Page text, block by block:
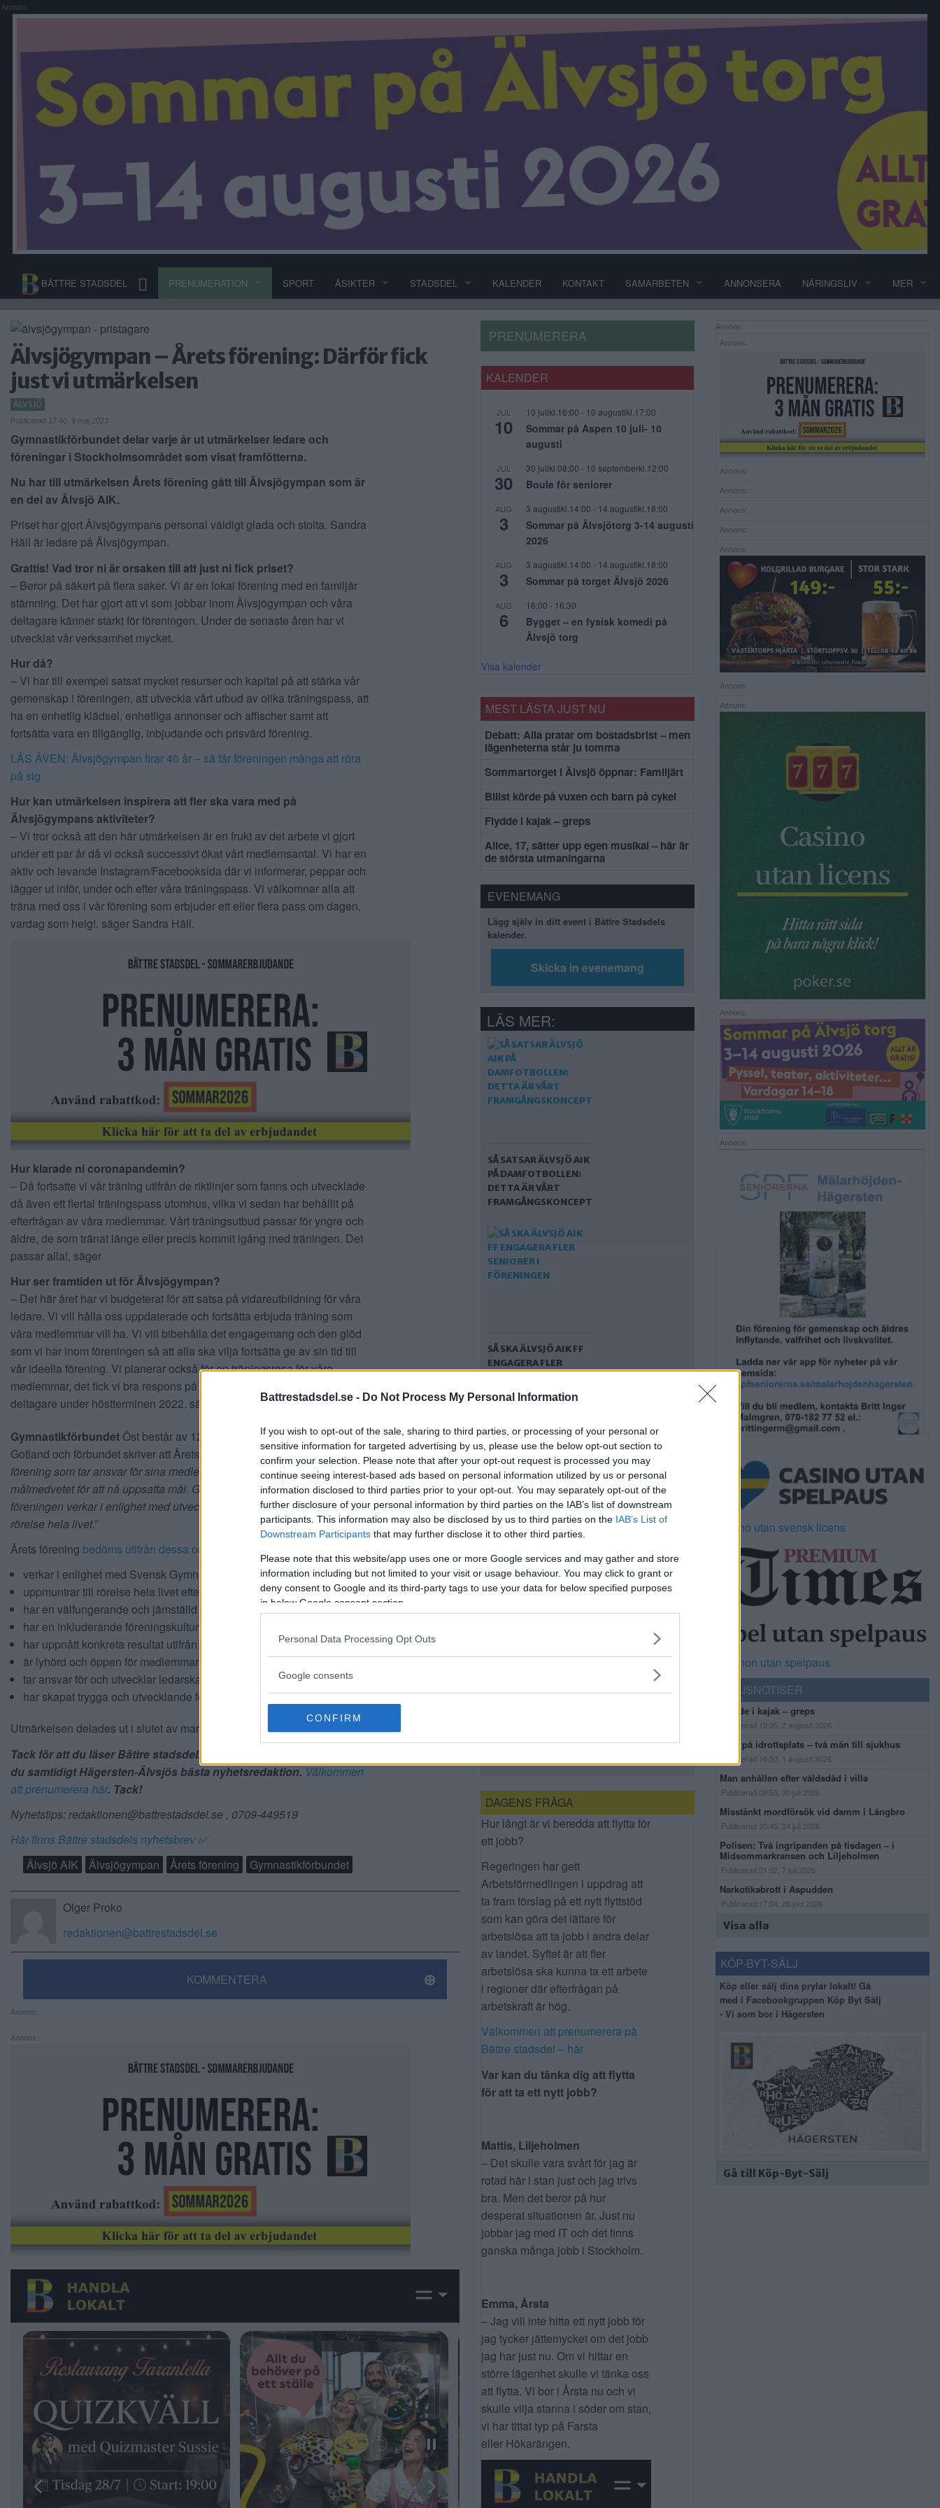
Battrestadsdel.se - Do Not Process My Personal Information
If you wish to opt-out of the sale, sharing to third parties, or processing of your personal or
sensitive information for targeted advertising by us, please use the below opt-out section to
confirm your selection. Please note that after your opt-out request is processed you may
continue seeing interest-based ads based on personal information utilized by us or personal
information disclosed to third parties prior to your opt-out. You may separately opt-out of the
further disclosure of your personal information by third parties on the IAB’s list of downstream
participants. This information may also be disclosed by us to third parties on the IAB’s List of
Downstream Participants that may further disclose it to other third parties.
Please note that this website/app uses one or more Google services and may gather and store
information including but not limited to your visit or usage behaviour. You may click to grant or
deny consent to Google and its third-party tags to use your data for below specified purposes
in below Google consent section.
Personal Data Processing Opt Outs
Google consents
CONFIRM
Annons:
BÄTTRE STADSDEL PRENUMERATION SPORT ÅSIKTER STADSDEL KALENDER KONTAKT SAMARBETEN ANNONSERA NÄRINGSLIV MER
Älvsjögympan – Årets förening: Därför fick
just vi utmärkelsen
ÄLVSJÖ
Publicerad 17:40, 9 maj 2023
Gymnastikförbundet delar varje år ut utmärkelser ledare och
föreningar i Stockholmsområdet som visat framfötterna.
Nu har till utmärkelsen Årets förening gått till Älvsjögympan som är
en del av Älvsjö AIK.
Priset har gjort Älvsjögympans personal väldigt glada och stolta. Sandra
Häll är ledare på Älvsjögympan.
Grattis! Vad tror ni är orsaken till att just ni fick priset?
– Beror på säkert på flera saker. Vi är en lokal förening med en familjär
stämning. Det har gjort att vi som jobbar inom Älvsjögympan och våra
deltagare känner starkt för föreningen. Under de senaste åren har vi
utvecklat vår verksamhet mycket.
Hur då?
– Vi har till exempel satsat mycket resurser och kapital på att stärka vår
gemenskap i föreningen, att utveckla vårt utbud av olika träningspass, att
ha en enhetlig klädsel, enhetliga annonser och affischer samt att
fortsätta vara en tillgänglig, inbjudande och prisvärd förening.
LÄS ÄVEN: Älvsjögympan firar 40 år – så får föreningen många att röra
på sig
Hur kan utmärkelsen inspirera att fler ska vara med på
Älvsjögympans aktiviteter?
– Vi tror också att den här utmärkelsen är en frukt av det arbete vi gjort
under ett par år då vi också successivt ökat vårt medlemsantal. Vi har en
aktiv och levande Instagram/Facebooksida där vi informerar, peppar och
lägger ut inför, under och efter våra träningspass. Vi välkomnar alla att
träna med oss i vår förening som erbjuder ett eller flera pass om dagen,
vardag som helg!, säger Sandra Häll.
Hur klarade ni coronapandemin?
– Då fortsatte vi vår träning utifrån de riktlinjer som fanns och utvecklade
då även ett flertal träningspass utomhus, vilka vi sedan har behållit på
efterfrågan av våra medlemmar. Vårt träningsutbud passar för yngre och
äldre, de som tränat länge eller precis kommit igång med träningen. Det
passar alla!, säger
Hur ser framtiden ut för Älvsjögympan?
– Det här året har vi budgeterat för att satsa på vidareutbildning för våra
ledare. Vi vill hålla oss uppdaterade och fortsätta erbjuda träning som
våra medlemmar vill ha. Vi vill bibehålla det engagemang och den glöd
som vi har inom föreningen så att alla ska vilja fortsätta ge av sin tid till
vår ideella förening. Vi planerar också för en träningsresa för våra
medlemmar, det fick vi bra respons på i den enkät vi gjorde med våra
deltagare under höstterminen 2022, säger Sandra Häll.
Gymnastikförbundet Öst består av 120 föreningar i Stockholm och
Gotland och förbundet skriver att Årets förening ska vara: ”en välmående
förening som tar ansvar för sina medlemmar och som arbetar
målmedvetet för att nå uppsatta mål. Grundförutsättningar är att
föreningen verkar i enlighet med utvecklingsmodellen och idén om
rörelse hela livet.”
Årets förening bedöms utifrån dessa områden:
verkar i enlighet med Svensk Gymnastiks utvecklingsmodell
uppmuntrar till rörelse hela livet efter föreningens egna förutsättningar
har en välfungerande och jämställd föreningsledning
har en inkluderande föreningskultur och arbetar aktivt för att nå nya målgrupper
har uppnått konkreta resultat utifrån uppsatt verksamhetsplan och visionsmål
är lyhörd och öppen för medlemmarnas åsikter och önskemål
tar ansvar för och utvecklar ledarskapet i föreningen
har skapat trygga och utvecklande föreningsmiljöer
Utmärkelsen delades ut i slutet av mars i år.
Tack för att du läser Bättre stadsdel. Prenumerera gärna. Då bygger
du samtidigt Hägersten-Älvsjös bästa nyhetsredaktion. Välkommen
att prenumerera här. Tack!
Nyhetstips: redaktionen@battrestadsdel.se , 0709-449519
Här finns Bättre stadsdels nyhetsbrev ✅
Älvsjö AIK
Älvsjögympan Årets förening Gymnastikförbundet
Olger Proko
redaktionen@battrestadsdel.se
KOMMENTERA
Annons:
Annons:
PRENUMERERA
KALENDER
JUL
10
10 julikl.16:00 - 10 augustikl.17:00
Sommar på Aspen 10 juli- 10
augusti
JUL
30
30 julikl.08:00 - 10 septemberkl.12:00
Boule för seniorer
AUG
3
3 augustikl.14:00 - 14 augustikl.18:00
Sommar på Älvsjötorg 3-14 augusti
2026
AUG
3
3 augustikl.14:00 - 14 augustikl.18:00
Sommar på torget Älvsjö 2026
AUG
6
16:00 - 16:30
Bygget – en fysisk komedi på
Älvsjö torg
Visa kalender
MEST LÄSTA JUST NU
Debatt: Alla pratar om bostadsbrist – men
lägenheterna står ju tomma
Sommartorget i Älvsjö öppnar: Familjärt
Bilist körde på vuxen och barn på cykel
Flydde i kajak – greps
Alice, 17, sätter upp egen musikal – här är
de största utmaningarna
EVENEMANG
Lägg själv in ditt event i Bättre Stadsdels
kalender.
Skicka in evenemang
LÄS MER:
SÅ SATSAR ÄLVSJÖ AIK
PÅ DAMFOTBOLLEN:
DETTA ÄR VÅRT
FRAMGÅNGSKONCEPT
SÅ SKA ÄLVSJÖ AIK FF
ENGAGERA FLER
FÖRENINGEN
UPPGIFT:
AIK UTSATTA FÖR
BEDRÄGERIFÖRSÖK
FORTSÄTTER FÖR
DAGENS FRÅGA
Hur långt är vi beredda att flytta för
ett jobb?
Regeringen har gett
Arbetsförmedlingen i uppdrag att
ta fram förslag på ett nytt flyttstöd
som kan göra det lättare för
arbetslösa att ta jobb i andra delar
av landet. Syftet är att fler
arbetslösa ska kunna ta ett arbete
i regioner där efterfrågan på
arbetskraft är hög.
Välkommen att prenumerera på
Bättre stadsdel – här
Var kan du tänka dig att flytta
för att ta ett nytt jobb?
Mattis, Liljeholmen
– Det skulle vara svårt för jag är
rotad här i stan just och jag trivs
bra. Men det beror på hur
desperat situationen är. Just nu
jobbar jag med IT och det finns
ganska många jobb i Stockholm.
Emma, Årsta
– Jag vill inte hitta ett nytt jobb för
jag tycker jättemycket om det jobb
jag har just nu. Om vi hittar en
större lägenhet skulle vi tänka oss
att flytta. Vi bor i Årsta nu och vi
skulle vilja stanna i söder om stan,
vi har tittat typ på Farsta
eller Hökarängen.
Annons:
Annons:
Annons:
Annons:
Annons:
Annons:
Annons:
Annons:
Annons:
Annons:
Annons:
Casino utan svensk licens
Casinon utan spelpaus
POLISNOTISER
Flydde i kajak – greps
Publicerad 13:35, 2 augusti 2026
Bråk på idrottsplats – två män till sjukhus
Publicerad 16:30, 1 augusti 2026
Man anhållen efter våldsdåd i villa
Publicerad 09:53, 30 juli 2026
Misstänkt mordförsök vid damm i Långbro
Publicerad 20:45, 24 juli 2026
Polisen: Två ingripanden på tisdagen – i
Midsommarkransen och Liljeholmen
Publicerad 21:02, 7 juli 2026
Narkotikabrott i Aspudden
Publicerad 17:04, 28 juni 2026
Visa alla
KÖP-BYT-SÄLJ
Köp eller sälj dina prylar lokalt! Gå
med i Facebookgruppen Köp Byt Sälj
- Vi som bor i Hägersten
Gå till Köp-Byt-Sälj